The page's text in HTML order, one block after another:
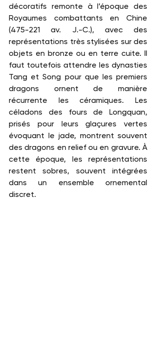
décoratifs remonte à l’époque des
Royaumes combattants en Chine
(475-221 av. J.-C.), avec des
représentations très stylisées sur des
objets en bronze ou en terre cuite. Il
faut toutefois attendre les dynasties
Tang et Song pour que les premiers
dragons ornent de manière
récurrente les céramiques. Les
céladons des fours de Longquan,
prisés pour leurs glaçures vertes
évoquant le jade, montrent souvent
des dragons en relief ou en gravure. À
cette époque, les représentations
restent sobres, souvent intégrées
dans un ensemble ornemental
discret.